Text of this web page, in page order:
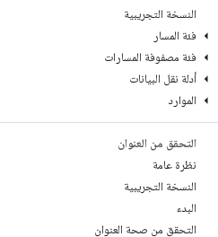
النسخة التجريبية
فئة المسار
فئة مصفوفة المسارات
أدلة نقل البيانات
الموارد
التحقق من العنوان
نظرة عامة
النسخة التجريبية
البدء
التحقق من صحة العنوان